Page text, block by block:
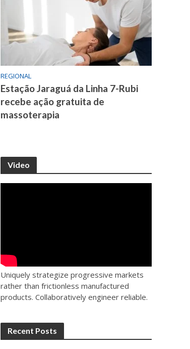
REGIONAL
Estação Jaraguá da Linha 7-Rubi
recebe ação gratuita de
massoterapia
Video
Uniquely strategize progressive markets
rather than frictionless manufactured
products. Collaboratively engineer reliable.
Recent Posts